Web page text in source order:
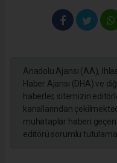
Anadolu Ajansı (AA),
Haber Ajansı (DHA) ve
haberler, sitemizin
kanallarından
muhataplar haberi
editörü sorumlu